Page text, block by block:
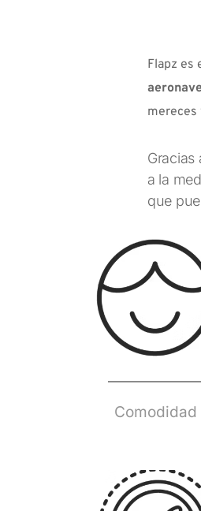
Flapz es
mereces
Gracias
a la
que
Comodidad